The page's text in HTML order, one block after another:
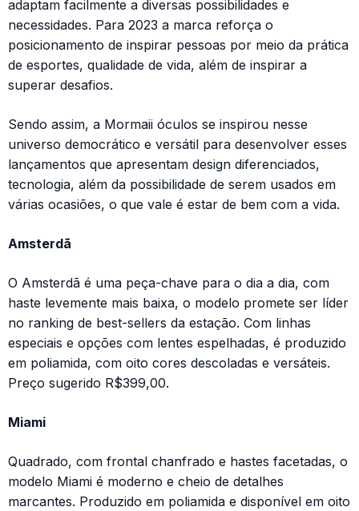
adaptam facilmente a diversas possibilidades e
necessidades. Para 2023 a marca reforça o
posicionamento de inspirar pessoas por meio da prática
de esportes, qualidade de vida, além de inspirar a
superar desafios.
Sendo assim, a Mormaii óculos se inspirou nesse
universo democrático e versátil para desenvolver esses
lançamentos que apresentam design diferenciados,
tecnologia, além da possibilidade de serem usados em
várias ocasiões, o que vale é estar de bem com a vida.
Amsterdã
O Amsterdã é uma peça-chave para o dia a dia, com
haste levemente mais baixa, o modelo promete ser líder
no ranking de best-sellers da estação. Com linhas
especiais e opções com lentes espelhadas, é produzido
em poliamida, com oito cores descoladas e versáteis.
Preço sugerido R$399,00.
Miami
Quadrado, com frontal chanfrado e hastes facetadas, o
modelo Miami é moderno e cheio de detalhes
marcantes. Produzido em poliamida e disponível em oito